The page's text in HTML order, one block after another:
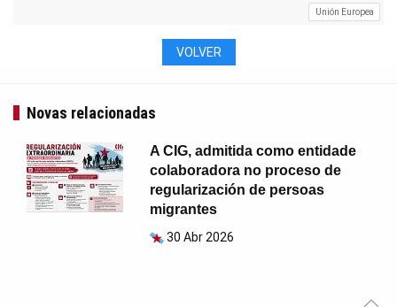
Unión Europea
VOLVER
Novas relacionadas
A CIG, admitida como entidade
colaboradora no proceso de
regularización de persoas
migrantes
30 Abr 2026